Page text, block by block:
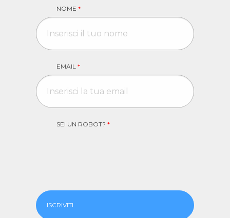
NOME *
EMAIL *
SEI UN ROBOT? *
ISCRIVITI